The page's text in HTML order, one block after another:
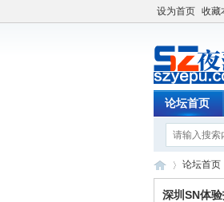
设为首页 收藏
论坛首页
论坛首页
深圳SN体